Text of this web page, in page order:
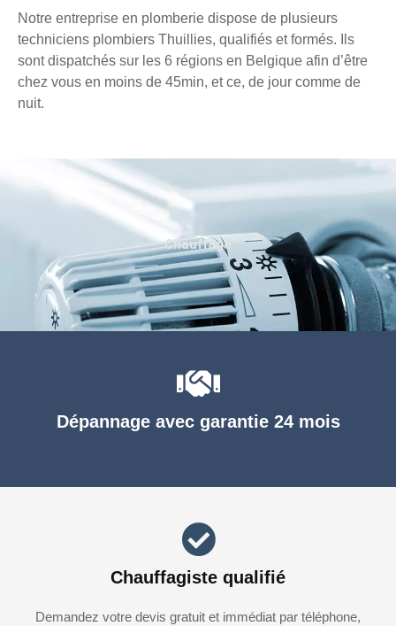
Notre entreprise en plomberie dispose de plusieurs
techniciens plombiers Thuillies, qualifiés et formés. Ils
sont dispatchés sur les 6 régions en Belgique afin d’être
chez vous en moins de 45min, et ce, de jour comme de
nuit.
Dépannage avec garantie 24 mois
Chauffagiste qualifié
Demandez votre devis gratuit et immédiat par téléphone,
Chauffage